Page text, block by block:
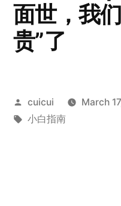
面世，我
贵”了
Posted
by
cuicui March
Tags:
小白指南